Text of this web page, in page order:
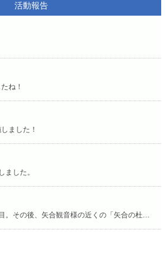
活動報告
ね！
ました！
ました。
の後、矢合観音様の近くの「矢合の杜」へ。